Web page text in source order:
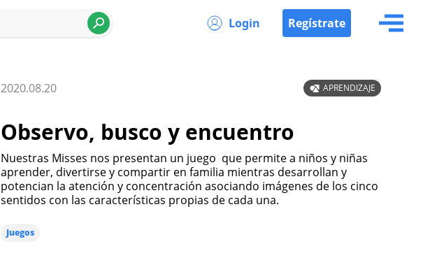
Login Regístrate
2020.08.20 APRENDIZAJE
Observo, busco y encuentro
Nuestras Misses nos presentan un juego que permite a niños y niñas
aprender, divertirse y compartir en familia mientras desarrollan y
potencian la atención y concentración asociando imágenes de los cinco
sentidos con las características propias de cada una.
Juegos